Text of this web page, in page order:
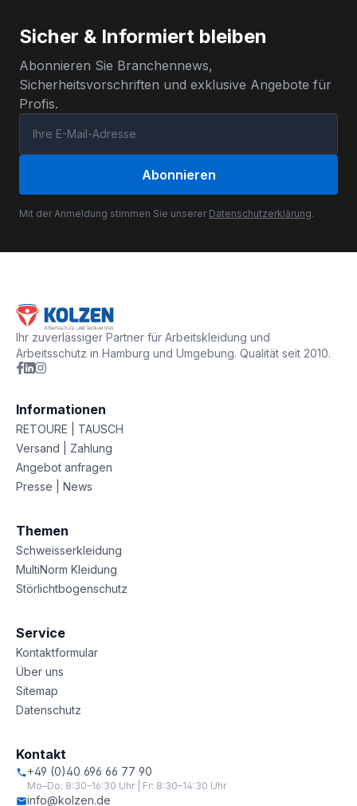
Sicher & Informiert bleiben
Abonnieren Sie Branchennews,
Sicherheitsvorschriften und exklusive Angebote für
Profis.
Abonnieren
Mit der Anmeldung stimmen Sie unserer Datenschutzerklärung.
Ihr zuverlässiger Partner für Arbeitskleidung und
Arbeitsschutz in Hamburg und Umgebung. Qualität seit 2010.
Informationen
RETOURE | TAUSCH
Versand | Zahlung
Angebot anfragen
Presse | News
Themen
Schweisserkleidung
MultiNorm Kleidung
Störlichtbogenschutz
Service
Kontaktformular
Über uns
Sitemap
Datenschutz
Kontakt
+49 (0)40 696 66 77 90
Mo–Do: 8:30–16:30 Uhr | Fr: 8:30–14:30 Uhr
info@kolzen.de